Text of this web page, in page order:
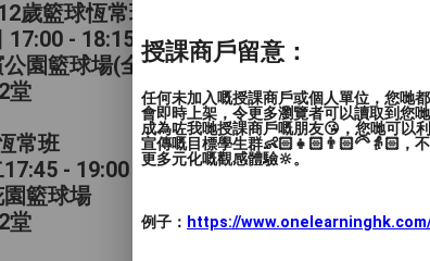
歲籃球恆常班
17:00 - 18:15
園籃球場(全場)
堂
常班
- 19:00
籃球場
堂
授課商戶留意：
任何未加入嘅授課商戶或個人單位，您哋
會即時上架，令更多瀏覽者可以讀取到您
成為咗我哋授課商戶嘅朋友😘，您哋可以
宣傳嘅目標學生群👶🏻👧🏻👨🏻‍🦳👵🏻，
更多元化嘅觀感體驗🔆。
例子： https://